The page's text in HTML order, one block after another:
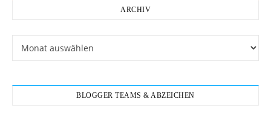
ARCHIV
BLOGGER TEAMS & ABZEICHEN